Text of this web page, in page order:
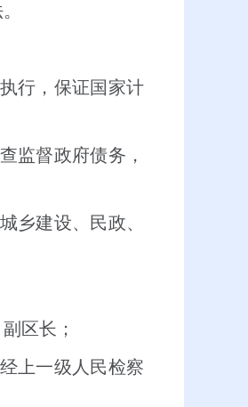
行，保证国家计
监督政府债务，
乡建设、民政、
区长；
上一级人民检察